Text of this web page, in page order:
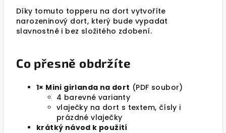
Díky tomuto topperu na dort vytvoříte
narozeninový dort, který bude vypadat
slavnostně i bez složitého zdobení.
Co přesně obdržíte
1× Mini girlanda na dort (PDF soubor)
4 barevné varianty
vlaječky na dort s textem, čísly i
prázdné vlaječky
krátký návod k použití